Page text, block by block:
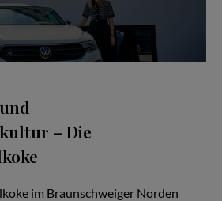
– Die
im Braunschweiger Norden